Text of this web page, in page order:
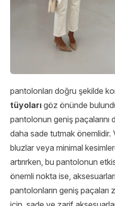
pantolonları doğru şekilde
tüyoları göz önünde
pantolonun geniş paçalarını
daha sade tutmak
bluzlar veya minimal
artırırken, bu pantolonun
önemli nokta ise,
pantolonların geniş